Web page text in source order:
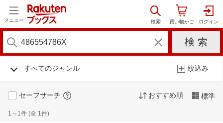
メニュー
すべてのジャンル 絞込み
セーフサーチ おすすめ順 標準
1～1件 (全 1件)